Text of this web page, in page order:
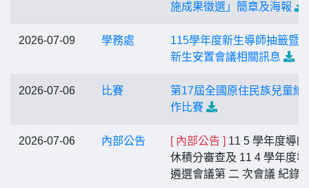
施成果徵選」簡章及海報
2026-07-09 學務處
115學年度新生導師抽籤暨
新生安置會議相關訊息
2026-07-06 比賽
第17屆全國原住民族兒童繪
作比賽
2026-07-06 內部公告 [ 內部公告 ] 11 5 學年度導
休積分審查及 11 4 學年度
遴選會議第 二 次會議 紀錄